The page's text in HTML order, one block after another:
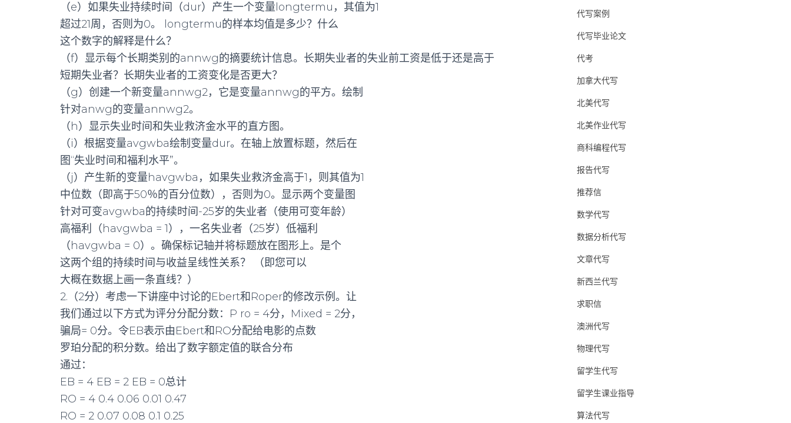
（e）如果失业持续时间（dur）产生一个变量longtermu，其值为1
超过21周，否则为0。 longtermu的样本均值是多少？什么
这个数字的解释是什么？
（f）显示每个长期类别的annwg的摘要统计信息。长期失业者的失业前工资是低于还是高于
短期失业者？长期失业者的工资变化是否更大？
（g）创建一个新变量annwg2，它是变量annwg的平方。绘制
针对anwg的变量annwg2。
（h）显示失业时间和失业救济金水平的直方图。
（i）根据变量avgwba绘制变量dur。在轴上放置标题，然后在
图“失业时间和福利水平”。
（j）产生新的变量havgwba，如果失业救济金高于1，则其值为1
中位数（即高于50％的百分位数），否则为0。显示两个变量图
针对可变avgwba的持续时间-25岁的失业者（使用可变年龄）
高福利（havgwba = 1），一名失业者（25岁）低福利
（havgwba = 0）。确保标记轴并将标题放在图形上。是个
这两个组的持续时间与收益呈线性关系？ （即您可以
大概在数据上画一条直线？）
2.（2分）考虑一下讲座中讨论的Ebert和Roper的修改示例。让
我们通过以下方式为评分分配分数：P ro = 4分，Mixed = 2分，
骗局= 0分。令EB表示由Ebert和RO分配给电影的点数
罗珀分配的积分数。给出了数字额定值的联合分布
通过：
EB = 4 EB = 2 EB = 0总计
RO = 4 0.4 0.06 0.01 0.47
RO = 2 0.07 0.08 0.1 0.25
代写案例
代写毕业论文
代考
加拿大代写
北美代写
北美作业代写
商科编程代写
报告代写
推荐信
数学代写
数据分析代写
文章代写
新西兰代写
求职信
澳洲代写
物理代写
留学生代写
留学生课业指导
算法代写